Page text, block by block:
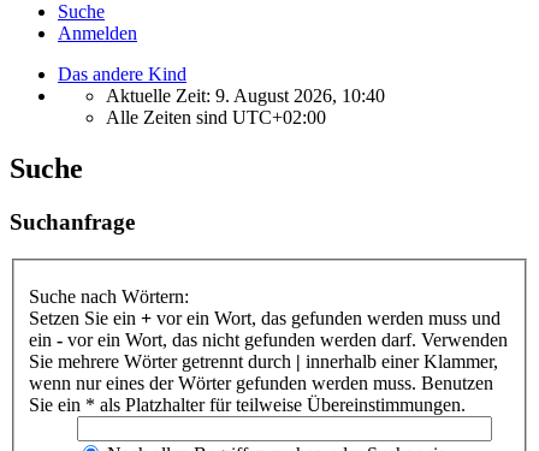
Suche
Anmelden
Das andere Kind
Aktuelle Zeit: 9. August 2026, 10:40
Alle Zeiten sind UTC+02:00
Suche
Suchanfrage
Suche nach Wörtern:
Setzen Sie ein + vor ein Wort, das gefunden werden muss und
ein - vor ein Wort, das nicht gefunden werden darf. Verwenden
Sie mehrere Wörter getrennt durch | innerhalb einer Klammer,
wenn nur eines der Wörter gefunden werden muss. Benutzen
Sie ein * als Platzhalter für teilweise Übereinstimmungen.